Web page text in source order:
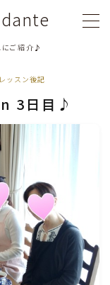
にご紹介♪
ッスン後記
3日目♪